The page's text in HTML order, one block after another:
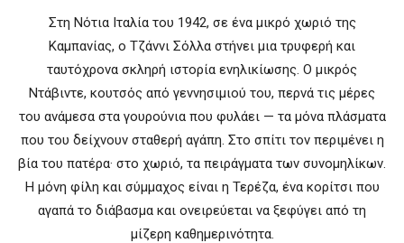
Στη Νότια Ιταλία του 1942, σε ένα μικρό χωριό της
Καμπανίας, ο Τζάννι Σόλλα στήνει μια τρυφερή και
ταυτόχρονα σκληρή ιστορία ενηλικίωσης. Ο μικρός
Ντάβιντε, κουτσός από γεννησιμιού του, περνά τις μέρες
του ανάμεσα στα γουρούνια που φυλάει — τα μόνα πλάσματα
που του δείχνουν σταθερή αγάπη. Στο σπίτι τον περιμένει η
βία του πατέρα· στο χωριό, τα πειράγματα των συνομηλίκων.
Η μόνη φίλη και σύμμαχος είναι η Τερέζα, ένα κορίτσι που
αγαπά το διάβασμα και ονειρεύεται να ξεφύγει από τη
μίζερη καθημερινότητα.